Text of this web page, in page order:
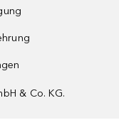
& Co. KG.